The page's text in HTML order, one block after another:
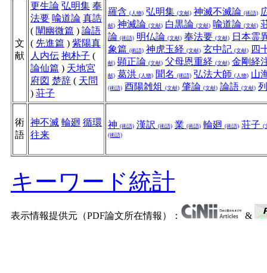
文
献
更生論 弘明集 奉
法要 喩道論 真誥
( 闡幽微篇 ) 論語
( 先進篇 ) 紫陽真
人内伝 抱朴子 (
論仙篇 ) 天地宮
府図 楚辞 ( 天問
) 荘子
羅含 (人物) 弘明集 (文献) 神滅不滅論 (術語)
献) 神滅論 (文献) 白黒論 (文献) 喩道論 (文献)
論 (術語) 明仏論 (文献) 奉法要 (文献)
日本霊
象篇 (術語) 神虎玉経 (文献) 玄中記 (文献) 四
献) 顕正論 (文献) 父母恩重経 (文献) 金剛経
献) 葛洪 (人物) 聞名 (術語) 弘法大師 (人物) 山
(術語) 酉陽雑俎 (文献) 肇論 (文献) 論語 (文献)
術
語
神不滅 輪廻 循環
往来
神 (術語) 漢訳 (術語) 業 (術語) 輪廻 (術語) 荘子 (
(術語)
キーワード統計
表示情報提供元（PDF論文所在情報）： &